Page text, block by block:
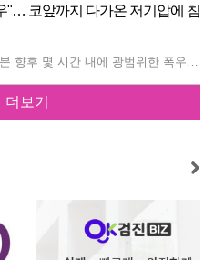
"… 코앞까지 다가온 저기압에 침
홍콩 천문대는 화요일 오전 4시 20분 향후 몇 시간 내에 광범위한 폭우가 홍콩에 영향을 미칠 수 있다며 대중에게 주의를 당부했다. 남중국해 북부의 저기압 지역이 홍콩 남쪽 100km 이내로 이동했으나, 중심 부근의 바람과 대류가 약해 구조는 비교적 느슨한 상태다. 이는 아직 열대저기압 강도에는 도달하지 않았다. 이 저기압 지역은 화요일 버전에 주강 삼각주(Pearl River Estuary)를 향해 북서진할 것으로 예상된다. 저기압이 가까워짐에 따라 홍콩 일부 지역의 바람이 약간 강해질 수 있다. 천문대는 열대저기압 경보 신호 발령 필요성을 평가하기 위해 저기압의 발달 상황과 지역 바람 조건을 모니터링할 것이라고 밝혔다. 이 시스템의 남쪽에 주로 위치한 강수대의 영향으로 낮 동안 강한 소나기와 돌풍을 동반한 뇌우가 예상된다. 저지대 지역의 침수 가능성과 함께 폭우 경보 또는 국지적 폭우 주의보가 발령될 수 있다.
더보기